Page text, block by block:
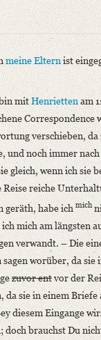
- Staats- und
2 Aug. an meine
meine Elternist
mitHenriettenam
verschieben,
und noch immer
gleich, wenn ich sie
reiche
geräth, habe ich mich
mich am längsten
verwandt. – Die
worüber, da sie
zuvor entvor der
da sie in einem Briefe
diesem Eingange
brauchst Du